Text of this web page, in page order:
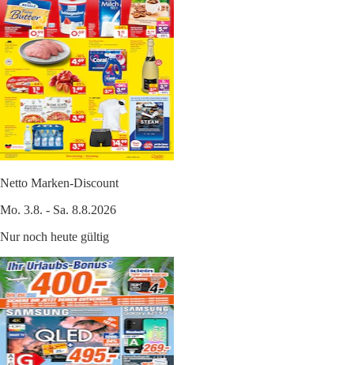
Netto Marken-Discount
Mo. 3.8. - Sa. 8.8.2026
Nur noch heute gültig